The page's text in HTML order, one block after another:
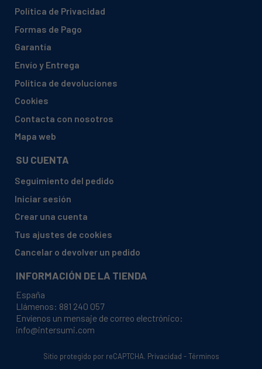
BAUMATIC, BFW1000W (5300021417 10608293)
BAUMATIC, BFW1000W (5300021422 10608293)
BAUMATIC, BFW600C-ML0642CA1
BLUESKY, BLF1009-01
BLUESKY, BLF1009-1
BLUESKY, BLF10091
BLUESKY, BLF50015
Política de Privacidad
Formas de Pago
Garantía
Envío y Entrega
Política de devoluciones
Cookies
Contacta con nosotros
Mapa web
SU CUENTA
Seguimiento del pedido
Iniciar sesión
Crear una cuenta
Tus ajustes de cookies
Cancelar o devolver un pedido
INFORMACIÓN DE LA TIENDA
España
Llámenos: 881 240 057
Envíenos un mensaje de correo electrónico:
info@intersumi.com
Sitio protegido por reCAPTCHA. Privacidad -Términos